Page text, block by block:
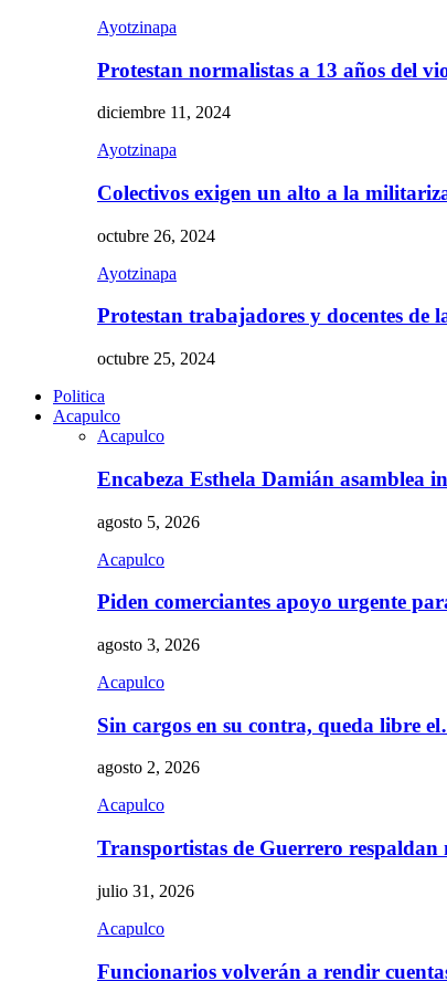
Ayotzinapa
Protestan normalistas a 13 años del
diciembre 11, 2024
Ayotzinapa
Colectivos exigen un alto a la
octubre 26, 2024
Ayotzinapa
Protestan trabajadores y docentes de
octubre 25, 2024
Politica
Acapulco
Acapulco
Encabeza Esthela Damián
agosto 5, 2026
Acapulco
Piden comerciantes apoyo urgente
agosto 3, 2026
Acapulco
Sin cargos en su contra, queda libre
agosto 2, 2026
Acapulco
Transportistas de Guerrero
julio 31, 2026
Acapulco
Funcionarios volverán a rendir